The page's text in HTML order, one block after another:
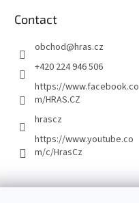
Contact
obchod@hras.cz
+420 224 946 506
https://www.facebook.co
m/HRAS.CZ
hrascz
https://www.youtube.co
m/c/HrasCz